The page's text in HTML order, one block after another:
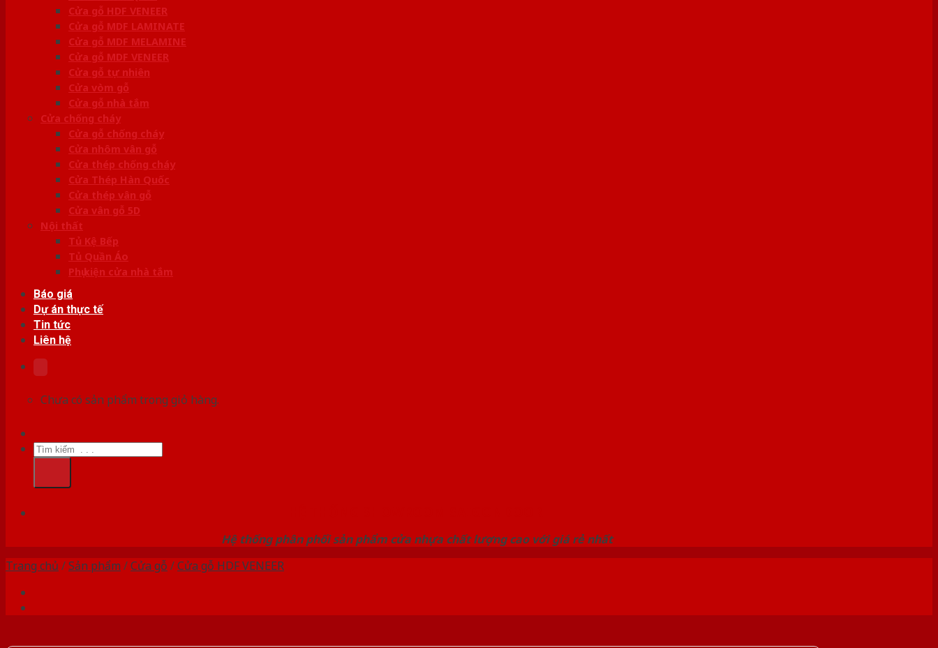
Cửa gỗ HDF VENEER
Cửa gỗ MDF LAMINATE
Cửa gỗ MDF MELAMINE
Cửa gỗ MDF VENEER
Cửa gỗ tự nhiên
Cửa vòm gỗ
Cửa gỗ nhà tắm
Cửa chống cháy
Cửa gỗ chống cháy
Cửa nhôm vân gỗ
Cửa thép chống cháy
Cửa Thép Hàn Quốc
Cửa thép vân gỗ
Cửa vân gỗ 5D
Nội thất
Tủ Kệ Bếp
Tủ Quần Áo
Phụ kiện cửa nhà tắm
Báo giá
Dự án thực tế
Tin tức
Liên hệ
Chưa có sản phẩm trong giỏ hàng.
Tìm
kiếm:
Hệ thống phân phối sản phẩm cửa nhựa chất lượng cao với giá rẻ nhất
Trang chủ /Sản phẩm /Cửa gỗ /Cửa gỗ HDF VENEER